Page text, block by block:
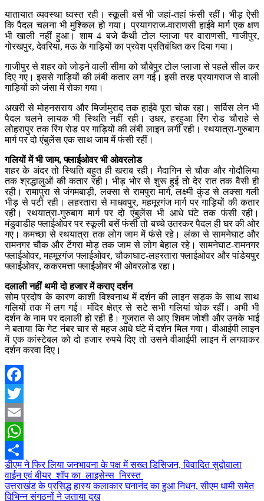
यातायात व्यवस्था ध्वस्त रही। स्कूली बसें भी जहां-तहां फंसी रहीं। भीड़ ऐसी
कि पैदल चलना भी मुश्किल हो गया। प्रयागराज-वाराणसी हाईवे मार्ग एक क्षण
भी खाली नहीं हुआ। शाम 4 बजे कैथी टोल प्लाजा पर वाराणसी, गाजीपुर,
गोरखपुर, देवरिया, मऊ के गाड़ियों का प्रवेश प्रतिबंधित कर दिया गया।
गाजीपुर से शहर को जोड़ने वाली सीमा को चौबेपुर टोल प्लाजा से पहले सील कर
दिए गए। इससे गाड़ियों की लंबी कतार लग गई। इसी तरह प्रयागराज से वाली
गाड़ियों को जंसा में रोका गया।
अखरी से मोहनसराय और मिर्जामुराद तक हाईवे पूरा चोक रहा। सर्विस लेन भी
पैदल चलने लायक भी स्थिति नहीं रही। उधर, हरहुआ रिंग रोड चौराहे से
लोहरापुर तक रिंग रोड पर गाड़ियों की लंबी लाइन लगी रही। रथयात्रा-गुरुबाग
मार्ग पर दो एंबुलेंस एक साथ जाम में फंसी रहीं।
गलियों में भी जाम, फ्लाईओवर भी ओवरलोड
शहर के अंदर तो स्थिति बहुत ही खराब रही। मैदागिन से चौक और गोदौलिया
तक श्रद्धालुओं की कतार रही। भीड़ भोर से शुरू हुई तो देर रात तक वैसी ही
रही। रामापुरा से जंगमबाड़ी, लक्सा से रामपुरा मार्ग, लक्ष्मी कुंड से लक्सा गली
भीड़ से पटी रही। लहरतारा से माधवपुर, महमूरगंज मार्ग पर गाड़ियों की कतार
रही। रथयात्रा-गुरुबाग मार्ग पर दो एंबुलेंस भी आधे घंटे तक फंसी रही।
मंडुवाडीह फ्लाईओवर पर स्कूली बसें फंसी तो बच्चे उतरकर पैदल ही घर की ओर
गए। कमच्छा से रथयात्रा तक लोग जाम में फंसे रहे। लंका से सामनेघाट और
रामनगर चौक और टेंगरा मोड़ तक जाम से लोग बेहाल रहे। सामनेघाट-रामनगर
फ्लाईओवर, महमूरगंज फ्लाईओवर, चौकाघाट-लहरतारा फ्लाईओवर और पांडेयपुर
फ्लाईओवर, ककरमत्ता फ्लाईओवर भी ओवरलोड रहा।
दलाली नहीं थमी दो हजार में कराए दर्शन
सोम प्रदोष के कारण काशी विश्वनाथ में दर्शन की लाइन सड़क के साथ साथ
गलियों तक में लग गई। मंदिर क्षेत्र से सटे सभी गलियां चोक रहीं। अभी भी
दर्शन के नाम पर दलाली हो रही है। गुजरात से आए शिवम जोशी और उनके भाई
ने बताया कि गेट नंबर चार से महज आधे घंटे में दर्शन मिल गया। वीआईपी लाइन
में एक कांस्टेबल को दो हजार रुपये दिए तो उसने वीआईपी लाइन में लगवाकर
दर्शन करवा दिए।
Facebook
Twitter
Email
WhatsApp
Share
Post
navigation
डीएम ने फिर लिया जनभावना के पक्ष में सख्त डिसिजन, विवादित सुद्वोवाला
वाईन एवं बीयर शॉप का लाइसेन्स निरस्त
उत्तराखंड के प्रसिद्ध हास्य कलाकार घनानंद का हुआ निधन, सीएम धामी समेत
विभिन्न संगठनों ने जताया दुख